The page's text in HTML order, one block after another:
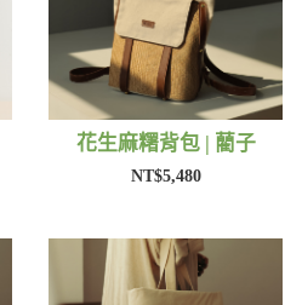
花生麻糬背包 | 藺子
NT$5,480